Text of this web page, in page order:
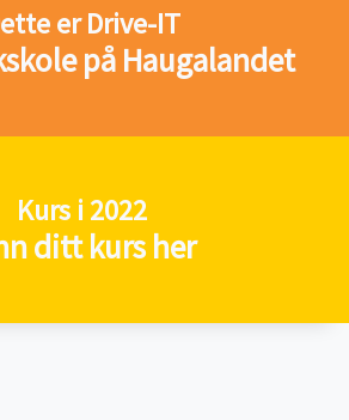
er Drive-IT
på Haugalandet
Kurs i 2022
ditt kurs her